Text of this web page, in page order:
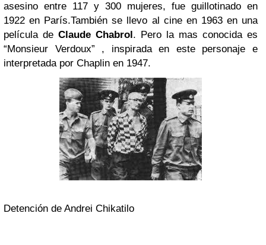
asesino entre 117 y 300 mujeres, fue guillotinado en
1922 en París.También se llevo al cine en 1963 en una
película de Claude Chabrol. Pero la mas conocida es
“Monsieur Verdoux” , inspirada en este personaje e
interpretada por Chaplin en 1947.
Detención de Andrei Chikatilo